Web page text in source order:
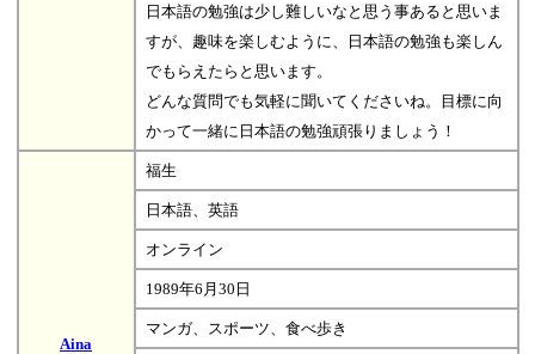
日本語の勉強は少し難しいなと思う事あると思いま
すが、趣味を楽しむように、日本語の勉強も楽しん
でもらえたらと思います。
どんな質問でも気軽に聞いてくださいね。目標に向
かって一緒に日本語の勉強頑張りましょう！
Aina
福生
日本語、英語
オンライン
1989年6月30日
マンガ、スポーツ、食べ歩き